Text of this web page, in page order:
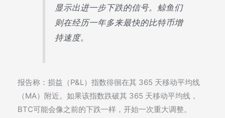
显示出进一步下跌的信号。鲸鱼们
则在经历一年多来最快的比特币增
持速度。
报告称：损益（P&L）指数徘徊在其 365 天移动平均线
（MA）附近。如果该指数跌破其 365 天移动平均线，
BTC可能会像之前的下跌一样，开始一次重大调整。